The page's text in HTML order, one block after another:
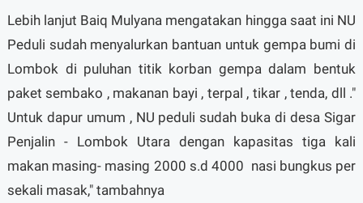
Lebih lanjut Baiq Mulyana mengatakan hingga saat ini NU
Peduli sudah menyalurkan bantuan untuk gempa bumi di
Lombok di puluhan titik korban gempa dalam bentuk
paket sembako , makanan bayi , terpal , tikar , tenda, dll ."
Untuk dapur umum , NU peduli sudah buka di desa Sigar
Penjalin - Lombok Utara dengan kapasitas tiga kali
makan masing- masing 2000 s.d 4000 nasi bungkus per
sekali masak," tambahnya